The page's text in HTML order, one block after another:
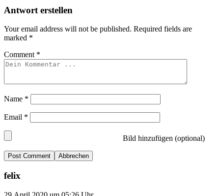
Antwort erstellen
Your email address will not be published. Required fields are
marked *
Comment *
Name *
Email *
Bild hinzufügen (optional)
Abbrechen
felix